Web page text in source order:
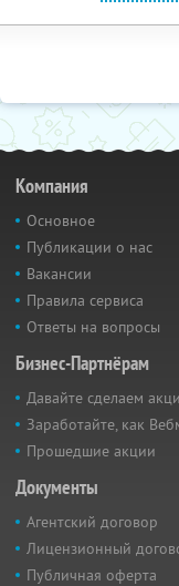
Компания
Основное
Публикации о нас
Вакансии
Правила сервиса
Ответы на вопросы
Бизнес-Партнёрам
Давайте сделаем
Заработайте, как
Прошедшие акции
Документы
Агентский договор
Лицензионный
Публичная оферта